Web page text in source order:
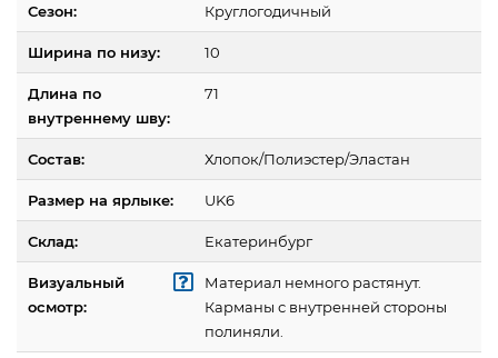
Сезон: Круглогодичный
Ширина по низу: 10
Длина по
внутреннему шву:
71
Состав: Хлопок/Полиэстер/Эластан
Размер на ярлыке: UK6
Склад: Екатеринбург
Визуальный
осмотр:
Материал немного растянут.
Карманы с внутренней стороны
полиняли.